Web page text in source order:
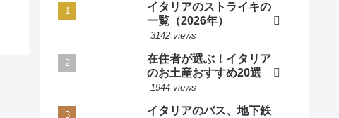
イタリアのストライキの
一覧（2026年）
3142 views
在住者が選ぶ！イタリア
のお土産おすすめ20選
1944 views
イタリアのバス、地下鉄